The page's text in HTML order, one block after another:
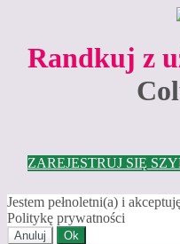
Randkuj z
ZAREJESTRUJ SIĘ
Jestem pełnoletni(a) i
Politykę prywatności
Anuluj Ok